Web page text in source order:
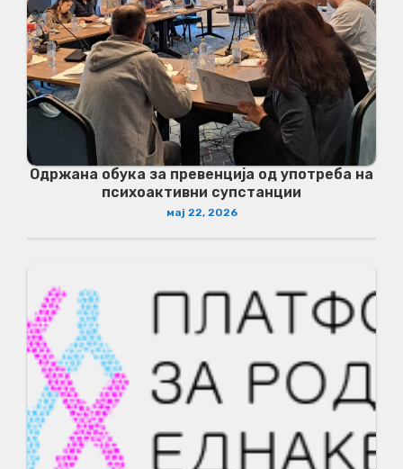
Одржана обука за превенција од употреба на
психоактивни супстанции
мај 22, 2026